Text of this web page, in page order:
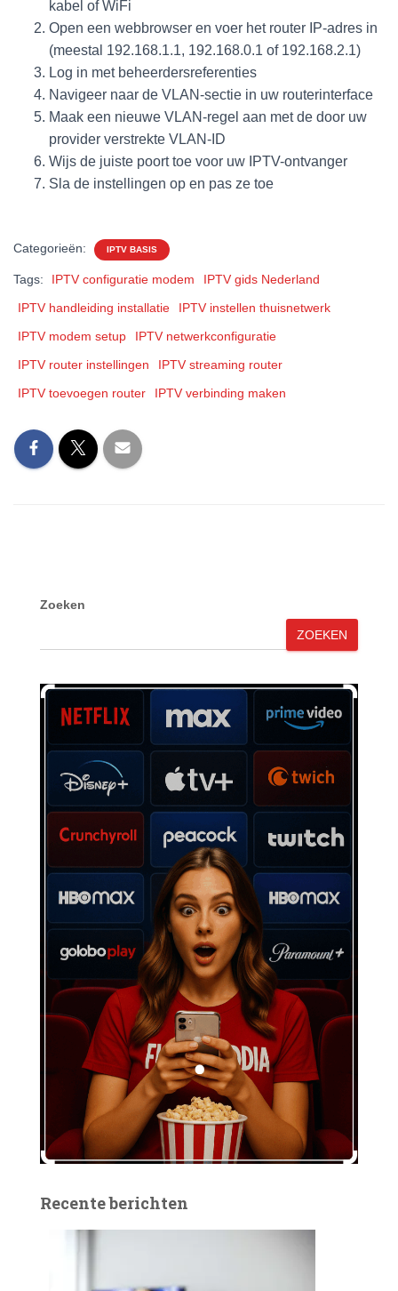
kabel of WiFi
Open een webbrowser en voer het router IP-adres in
(meestal 192.168.1.1, 192.168.0.1 of 192.168.2.1)
Log in met beheerdersreferenties
Navigeer naar de VLAN-sectie in uw routerinterface
Maak een nieuwe VLAN-regel aan met de door uw
provider verstrekte VLAN-ID
Wijs de juiste poort toe voor uw IPTV-ontvanger
Sla de instellingen op en pas ze toe
Categorieën: IPTV BASIS
Tags: IPTV configuratie modem
IPTV gids Nederland
IPTV handleiding installatie
IPTV instellen thuisnetwerk
IPTV modem setup
IPTV netwerkconfiguratie
IPTV router instellingen
IPTV streaming router
IPTV toevoegen router
IPTV verbinding maken
Zoeken
ZOEKEN
Recente berichten